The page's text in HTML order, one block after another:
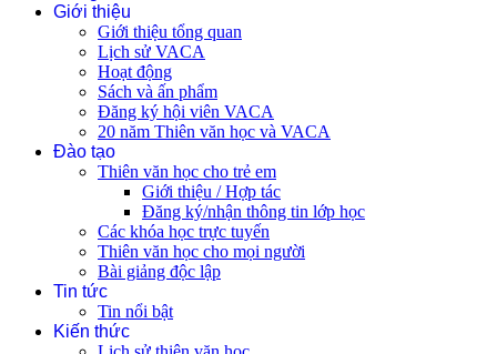
Giới thiệu
Giới thiệu tổng quan
Lịch sử VACA
Hoạt động
Sách và ấn phẩm
Đăng ký hội viên VACA
20 năm Thiên văn học và VACA
Đào tạo
Thiên văn học cho trẻ em
Giới thiệu / Hợp tác
Đăng ký/nhận thông tin lớp học
Các khóa học trực tuyến
Thiên văn học cho mọi người
Bài giảng độc lập
Tin tức
Tin nổi bật
Kiến thức